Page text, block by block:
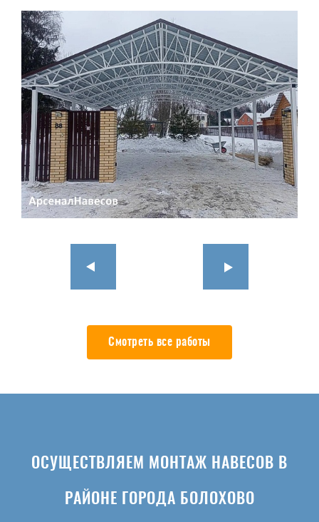
Смотреть все работы
ОСУЩЕСТВЛЯЕМ МОНТАЖ НАВЕСОВ В
РАЙОНЕ ГОРОДА БОЛОХОВО